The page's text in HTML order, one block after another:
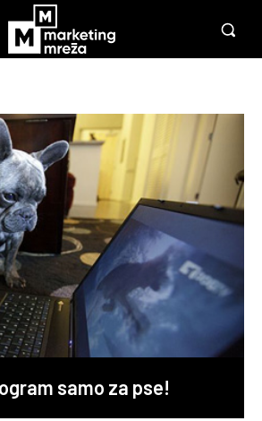
samo za pse!